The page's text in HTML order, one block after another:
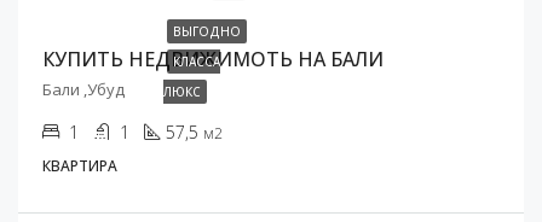
ВЫГОДНО
КЛАССА
ЛЮКС
КУПИТЬ НЕДВИЖИМОТЬ НА БАЛИ
Бали ,Убуд
1 1 57,5 м2
КВАРТИРА